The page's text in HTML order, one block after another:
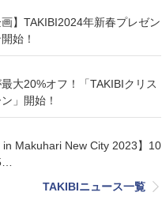
画】TAKIBI2024年新春プレゼン
始！
大20%オフ！「TAKIBIクリス
」開始！
in Makuhari New City 2023】10
TAKIBIニュース一覧